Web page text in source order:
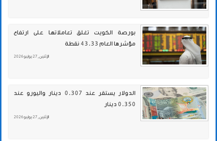
بورصة الكويت تغلق تعاملاتها على ارتفاع
مؤشرها العام 43.33 نقطة
الإثنين , 27 يوليو 2026
الدولار يستقر عند 0.307 دينار واليورو عند
0.350 دينار
الإثنين , 27 يوليو 2026